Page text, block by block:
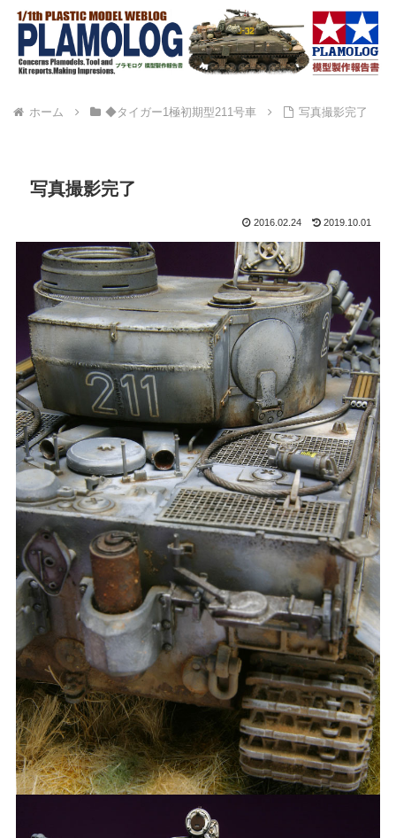
ホーム ◆タイガー1極初期型211号車 写真撮影完了
写真撮影完了
2016.02.24 2019.10.01